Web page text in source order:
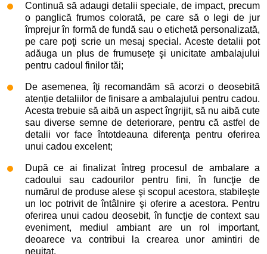
Continuă să adaugi detalii speciale, de impact, precum
o panglică frumos colorată, pe care să o legi de jur
împrejur în formă de fundă sau o etichetă personalizată,
pe care poţi scrie un mesaj special. Aceste detalii pot
adăuga un plus de frumusețe şi unicitate ambalajului
pentru cadoul finilor tăi;
De asemenea, îţi recomandăm să acorzi o deosebită
atenție detaliilor de finisare a ambalajului pentru cadou.
Acesta trebuie să aibă un aspect îngrijit, să nu aibă cute
sau diverse semne de deteriorare, pentru că astfel de
detalii vor face întotdeauna diferenţa pentru oferirea
unui cadou excelent;
După ce ai finalizat întreg procesul de ambalare a
cadoului sau cadourilor pentru fini, în funcţie de
numărul de produse alese şi scopul acestora, stabileşte
un loc potrivit de întâlnire şi oferire a acestora. Pentru
oferirea unui cadou deosebit, în funcţie de context sau
eveniment, mediul ambiant are un rol important,
deoarece va contribui la crearea unor amintiri de
neuitat.